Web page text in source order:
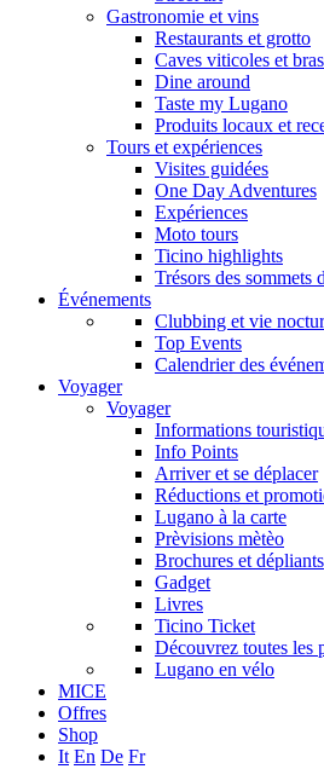
Gastronomie et vins
Restaurants et grotto
Caves viticoles et
Dine around
Taste my Lugano
Produits locaux et
Tours et expériences
Visites guidées
One Day Adventures
Expériences
Moto tours
Ticino highlights
Trésors des sommets
Événements
Clubbing et vie
Top Events
Calendrier des
Voyager
Voyager
Informations
Info Points
Arriver et se déplacer
Réductions et
Lugano à la carte
Prèvisions mètèo
Brochures et dépliants
Gadget
Livres
Ticino Ticket
Découvrez toutes les
Lugano en vélo
MICE
Offres
Shop
It En De Fr